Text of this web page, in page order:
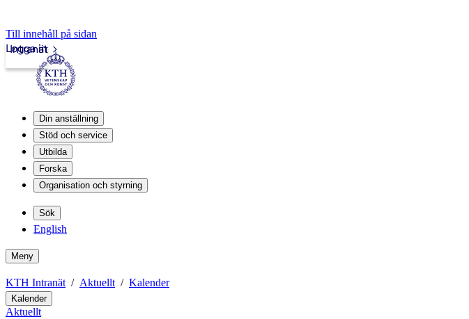
Till innehåll på sidan
Intranät
Logga in
Din anställning
Stöd och service
Utbilda
Forska
Organisation och styrning
Sök
English
Meny
KTH Intranät Aktuellt Kalender
Kalender
Aktuellt